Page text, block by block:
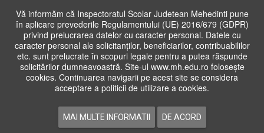
Vă informăm că Inspectoratul Scolar Judetean Mehedinti pune
în aplicare prevederile Regulamentului (UE) 2016/679 (GDPR)
privind prelucrarea datelor cu caracter personal. Datele cu
caracter personal ale solicitanților, beneficiarilor, contribuabililor
etc. sunt prelucrate în scopuri legale pentru a putea răspunde
solicitărilor dumneavoastră. Site-ul www.mh.edu.ro folosește
cookies. Continuarea navigarii pe acest site se considera
acceptare a politicii de utilizare a cookies.
MAI MULTE INFORMATII DE ACORD
Cauta
in
siteAcasa Cadre Didactice
Examene Naționale